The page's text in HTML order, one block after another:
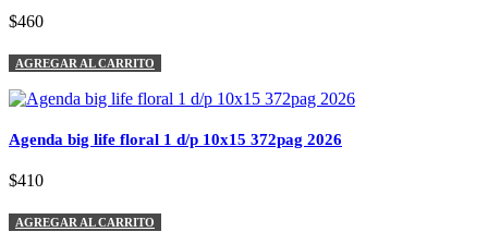
$460
AGREGAR AL CARRITO
Agenda big life floral 1 d/p 10x15 372pag 2026
$410
AGREGAR AL CARRITO